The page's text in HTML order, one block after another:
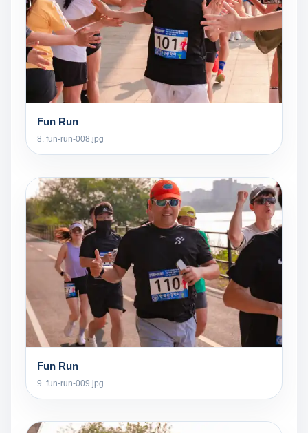
Fun Run
8. fun-run-008.jpg
Fun Run
9. fun-run-009.jpg